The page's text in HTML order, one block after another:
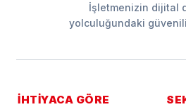
İşletmenizin dijital
yolculuğundaki
İHTİYACA GÖRE